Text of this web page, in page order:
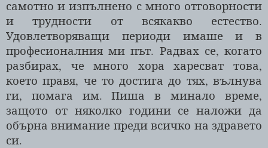
самотно и изпълнено с много отговорности
и трудности от всякакво естество.
Удовлетворяващи периоди имаше и в
професионалния ми път. Радвах се, когато
разбирах, че много хора харесват това,
което правя, че то достига до тях, вълнува
ги, помага им. Пиша в минало време,
защото от няколко години се наложи да
обърна внимание преди всичко на здравето
си.